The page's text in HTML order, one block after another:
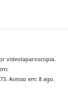
videolaparoscopia.
Acesso em: 8 ago.